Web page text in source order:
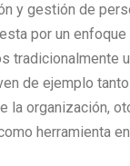
y gestión de
por un
tradicionalmente
de ejemplo tanto
la organización,
herramienta